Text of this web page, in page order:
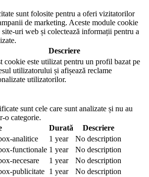
sunt folosite pentru a oferi vizitatorilor
de marketing. Aceste module cookie
uri web și colectează informații pentru a
Descriere
cookie este utilizat pentru un profil bazat pe
utilizatorului și afișează reclame
utilizatorilor.
sunt cele care sunt analizate și nu au
o categorie.
Durată
Descriere
analitice
1 year
No description
functionale 1 year
No description
necesare
1 year
No description
publicitate 1 year
No description